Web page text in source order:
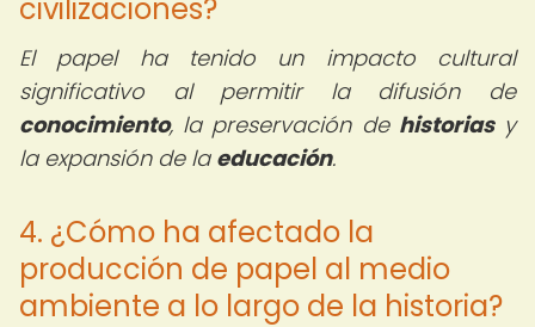
civilizaciones?
El papel ha tenido un impacto cultural
significativo al permitir la difusión de
conocimiento, la preservación de historiasy
la expansión de la educación.
4. ¿Cómo ha afectado la
producción de papel al medio
ambiente a lo largo de la historia?